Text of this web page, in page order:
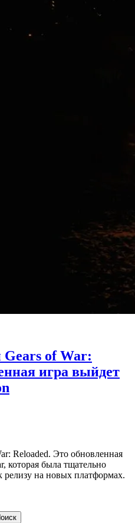
Gears of War:
игра выйдет
Reloaded. Это обновленная
которая была тщательно
релизу на новых платформах.